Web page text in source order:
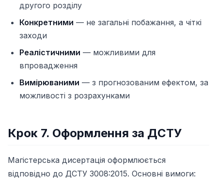
другого розділу
Конкретними — не загальні побажання, а чіткі
заходи
Реалістичними — можливими для
впровадження
Вимірюваними — з прогнозованим ефектом, за
можливості з розрахунками
Крок 7. Оформлення за ДСТУ
Магістерська дисертація оформлюється
відповідно до ДСТУ 3008:2015. Основні вимоги: